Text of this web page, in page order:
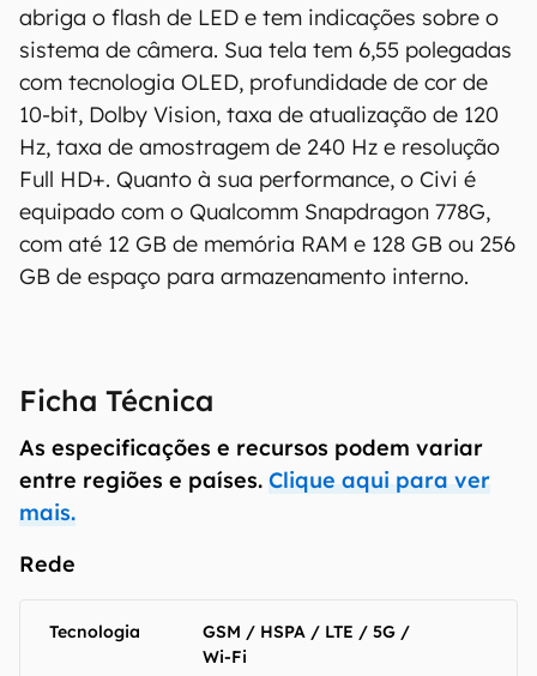
abriga o flash de LED e tem indicações sobre o
sistema de câmera. Sua tela tem 6,55 polegadas
com tecnologia OLED, profundidade de cor de
10-bit, Dolby Vision, taxa de atualização de 120
Hz, taxa de amostragem de 240 Hz e resolução
Full HD+. Quanto à sua performance, o Civi é
equipado com o Qualcomm Snapdragon 778G,
com até 12 GB de memória RAM e 128 GB ou 256
GB de espaço para armazenamento interno.
Ficha Técnica
As especificações e recursos podem variar
entre regiões e países. Clique aqui para ver
mais.
Rede
Tecnologia
GSM / HSPA / LTE / 5G /
Wi-Fi